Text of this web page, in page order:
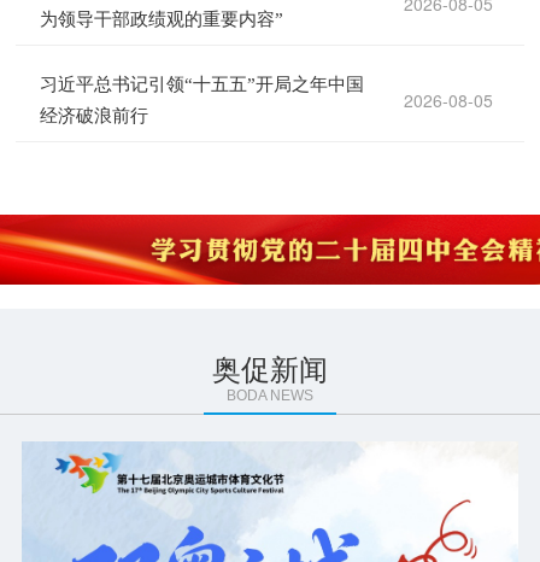
为领导干部政绩观的重要内容”
习近平总书记引领“十五五”开局之年中国
经济破浪前行
2026-08-05
奥促新闻
BODA NEWS